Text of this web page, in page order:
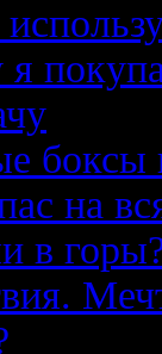
боксы
на
в